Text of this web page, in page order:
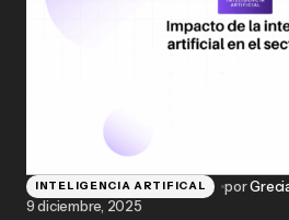
INTELIGENCIA ARTIFICAL por
9 diciembre, 2025